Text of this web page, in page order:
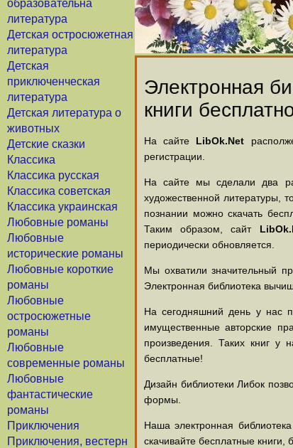
образовательна
литература
Детская остросюжетная
литература
Детская
приключенческая
литература
Детская литература о
животных
Детские сказки
Классика
Классика русская
Классика советская
Классика украинская
Любовные романы
Любовные
исторические романы
Любовные короткие
романы
Любовные
остросюжетные
романы
Любовные
современные романы
Любовные
фантастические
романы
Приключения
Приключения, вестерн
Электронная
книги
На сайте LibOk.Net
регистрации.
На сайте мы сделали два
художественной литературы,
познании можно скачать
Таким образом, сайт
периодически обновляется.
Мы охватили значительный
Электронная библиотека
На сегодняшний день у нас
имущественные авторские
произведения. Таких книг у
бесплатные!
Дизайн библиотеки Либок
формы.
Наша электронная
скачивайте бесплатные книги,